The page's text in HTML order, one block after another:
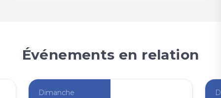
Événements en relation
Dimanche